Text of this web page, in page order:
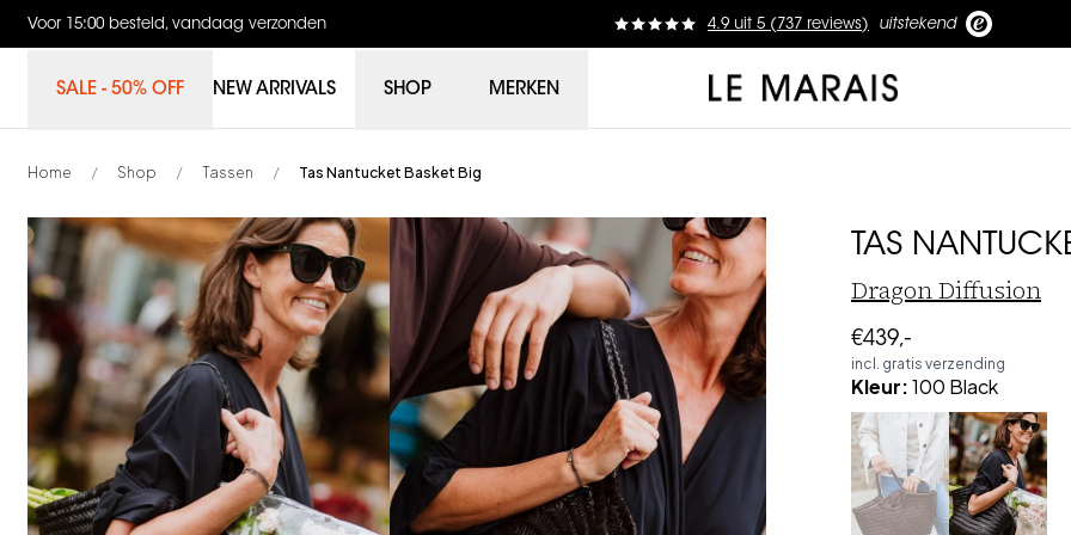
Voor 15:00 besteld, vandaag verzonden 4.9 uit 5 ( 737 reviews) uitstekend
SALE - 50% OFF NEW ARRIVALS SHOP MERKEN Le Marais
Home / Shop / Tassen / Tas Nantucket Basket Big
TAS
Dragon Diffusion
€439,-
incl. gratis verzending
Kleur:100 Black